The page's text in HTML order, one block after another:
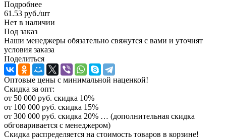
Подробнее
61.53 руб./шт
Нет в наличии
Под заказ
Наши менеджеры обязательно свяжутся с вами и уточнят
условия заказа
Поделиться
Оптовые цены с минимальной наценкой!
Скидка за опт:
от 50 000 руб. скидка 10%
от 100 000 руб. скидка 15%
от 300 000 руб. скидка 20% … (дополнительная скидка
обговаривается с менеджером)
Скидка распределяется на стоимость товаров в корзине!